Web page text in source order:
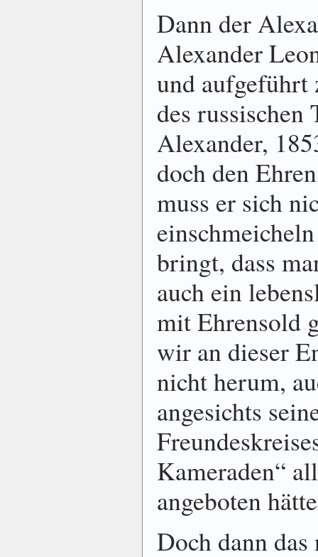
Dann der
Alexander
und aufgeführt
des
Alexander,
doch den
muss er sich
bringt, dass
auch ein
mit Ehrensold
wir an dieser
nicht herum,
angesichts
Kameraden“
angeboten
Doch dann